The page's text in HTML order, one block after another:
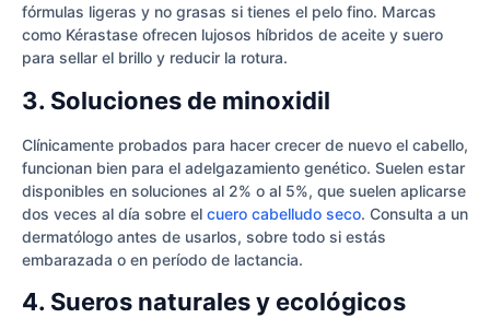
fórmulas ligeras y no grasas si tienes el pelo fino. Marcas
como Kérastase ofrecen lujosos híbridos de aceite y suero
para sellar el brillo y reducir la rotura.
3. Soluciones de minoxidil
Clínicamente probados para hacer crecer de nuevo el cabello,
funcionan bien para el adelgazamiento genético. Suelen estar
disponibles en soluciones al 2% o al 5%, que suelen aplicarse
dos veces al día sobre el cuero cabelludo seco. Consulta a un
dermatólogo antes de usarlos, sobre todo si estás
embarazada o en período de lactancia.
4. Sueros naturales y ecológicos